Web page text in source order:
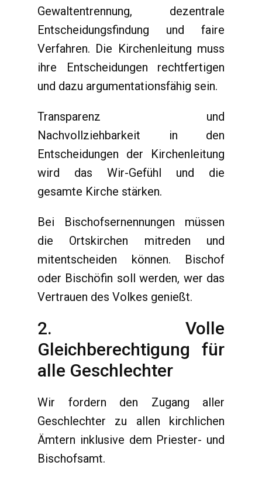
Gewaltentrennung, dezentrale
Entscheidungsfindung und faire
Verfahren. Die Kirchenleitung muss
ihre Entscheidungen rechtfertigen
und dazu argumentationsfähig sein.
Transparenz und
Nachvollziehbarkeit in den
Entscheidungen der Kirchenleitung
wird das Wir-Gefühl und die
gesamte Kirche stärken.
Bei Bischofsernennungen müssen
die Ortskirchen mitreden und
mitentscheiden können. Bischof
oder Bischöfin soll werden, wer das
Vertrauen des Volkes genießt.
2. Volle
Gleichberechtigung für
alle Geschlechter
Wir fordern den Zugang aller
Geschlechter zu allen kirchlichen
Ämtern inklusive dem Priester- und
Bischofsamt.